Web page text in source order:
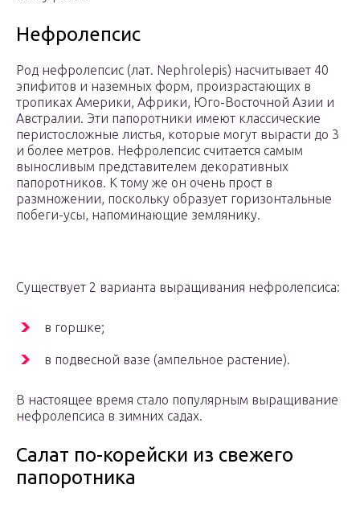
Нефролепсис
Род нефролепсис (лат. Nephrolepis) насчитывает 40
эпифитов и наземных форм, произрастающих в
тропиках Америки, Африки, Юго-Восточной Азии и
Австралии. Эти папоротники имеют классические
перистосложные листья, которые могут вырасти до 3
и более метров. Нефролепсис считается самым
выносливым представителем декоративных
папоротников. К тому же он очень прост в
размножении, поскольку образует горизонтальные
побеги-усы, напоминающие землянику.
Существует 2 варианта выращивания нефролепсиса:
в горшке;
в подвесной вазе (ампельное растение).
В настоящее время стало популярным выращивание
нефролепсиса в зимних садах.
Салат по-корейски из свежего
папоротника